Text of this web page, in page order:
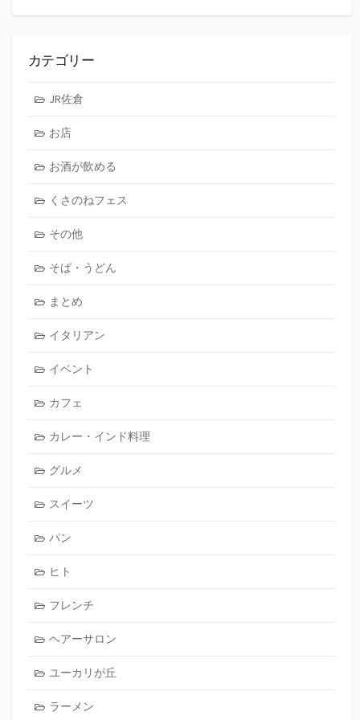
カテゴリー
JR佐倉
お店
お酒が飲める
くさのねフェス
その他
そば・うどん
まとめ
イタリアン
イベント
カフェ
カレー・インド料理
グルメ
スイーツ
パン
ヒト
フレンチ
ヘアーサロン
ユーカリが丘
ラーメン